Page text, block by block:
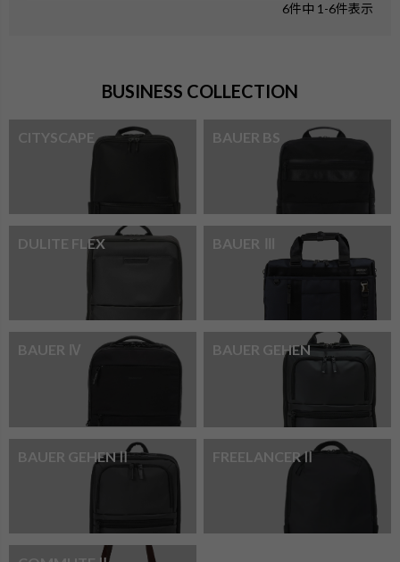
6件中 1 -6件表示
BUSINESS COLLECTION
CITYSCAPE BAUER BS
DULITE FLEX BAUER Ⅲ
BAUER Ⅳ BAUER GEHEN
BAUER GEHENⅡ FREELANCERⅡ